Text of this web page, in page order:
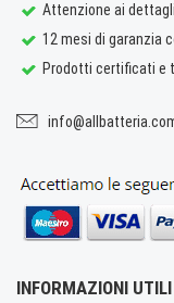
Attenzione ai dettagli
12 mesi di garanzia
Prodotti certificati e
INFORMAZIONI UTILI